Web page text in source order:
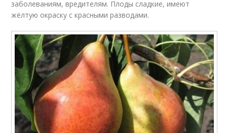
заболеваниям, вредителям. Плоды сладкие, имеют
жёлтую окраску с красными разводами.